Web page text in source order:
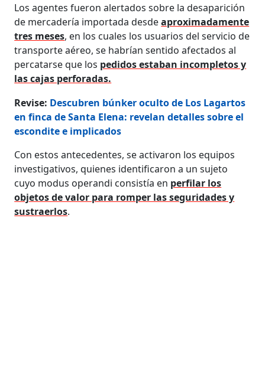
Los agentes fueron alertados sobre la desaparición
de mercadería importada desdeaproximadamente
tres meses, en los cuales los usuarios del servicio de
transporte aéreo, se habrían sentido afectados al
percatarse que los pedidos estaban incompletos y
las cajas perforadas.
Revise: Descubren búnker oculto de Los Lagartos
en finca de Santa Elena: revelan detalles sobre el
escondite e implicados
Con estos antecedentes, se activaron los equipos
investigativos, quienes identificaron a un sujeto
cuyo modus operandi consistía en perfilar los
objetos de valor para romper las seguridades y
sustraerlos.